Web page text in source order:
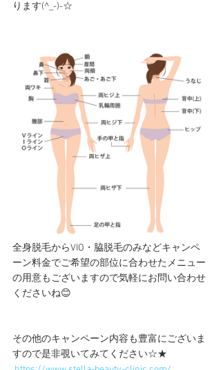
ります(^_-)-☆
全身脱毛からVIO・脇脱毛のみなどキャンペ
ーン料金でご希望の部位に合わせたメニュー
の用意もございますので気軽にお問い合わせ
くださいね😊
その他のキャンペーン内容も豊富にございま
すので是非覗いてみてください☆★